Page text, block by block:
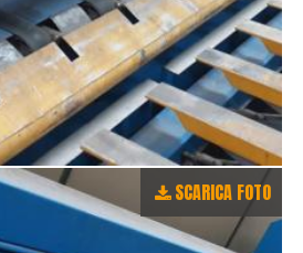
SCARICA FOTO